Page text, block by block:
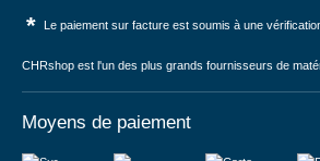
* Le paiement sur facture est soumis à une
CHRshop est l'un des plus grands fournisseurs de
Moyens de paiement